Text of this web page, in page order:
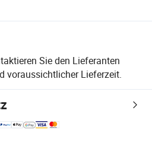
Sie den Lieferanten
voraussichtlicher Lieferzeit.